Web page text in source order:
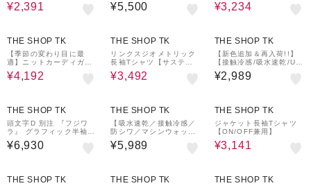
洗濯機OK
¥2,391 ¥5,500 ¥3,234
THE SHOP TK
【季節の変わり目に最
適】ニットカーディガン
ドライタッチ／軽量
¥4,192
THE SHOP TK
リンクスジオメトリック
長袖Tシャツ【サスティ
ナブル素材使用/洗濯機O
K】
¥3,492
THE SHOP TK
【新色追加＆再入荷!!】
【接触冷感/吸水速乾/UV
カット/透け防止/遮熱】B
O-NO TEE/ボーノTシャ
¥2,989
THE SHOP TK
頭文字D 別注 『フジワ
ラ』 グラフィック半袖T
シャツ ステッカー＆チャ
ーム付き
¥6,930
THE SHOP TK
【吸水速乾／接触冷感／
防シワ／マシンウォッシ
ャブル】ハイドロクール
半袖シャツ
¥5,989
THE SHOP TK
ジャケット長袖Tシャツ
【ON/OFF兼用】
¥3,141
THE SHOP TK THE SHOP TK THE SHOP TK